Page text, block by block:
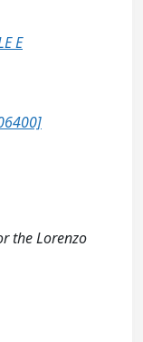
E
the Lorenzo